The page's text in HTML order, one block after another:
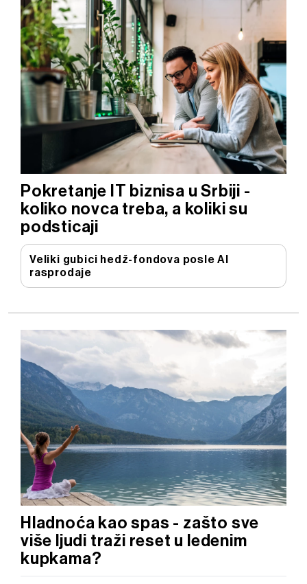
Pokretanje IT biznisa u Srbiji -
koliko novca treba, a koliki su
podsticaji
Veliki gubici hedž-fondova posle AI
rasprodaje
Hladnoća kao spas - zašto sve
više ljudi traži reset u ledenim
kupkama?